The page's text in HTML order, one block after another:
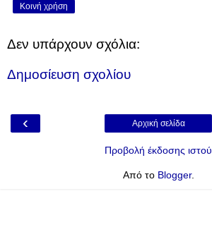
Κοινή χρήση
Δεν υπάρχουν σχόλια:
Δημοσίευση σχολίου
‹ Αρχική σελίδα
Προβολή έκδοσης ιστού
Από το Blogger.